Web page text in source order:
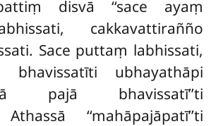
disvā ‘‘sace ayaṃ
cakkavattirañño
Sace puttaṃ labhissati,
bhavissatīti ubhayathāpi
pajā bhavissatī’’ti
‘‘mahāpajāpatī’’ti